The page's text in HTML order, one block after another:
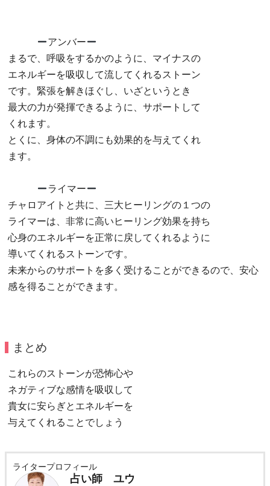
アンバー
まるで、呼吸をするかのように、マイナスの
エネルギーを吸収して流してくれるストーン
です。緊張を解きほぐし、いざというとき
最大の力が発揮できるように、サポートして
くれます。
とくに、身体の不調にも効果的を与えてくれ
ます。
ライマー
チャロアイトと共に、三大ヒーリングの１つの
ライマーは、非常に高いヒーリング効果を持ち
心身のエネルギーを正常に戻してくれるように
導いてくれるストーンです。
未来からのサポートを多く受けることができるので、安心
感を得る ことができます。
まとめ
これらのストーンが恐怖心や
ネガティブな感情を吸収して
貴女に安らぎとエネルギーを
与えてくれることでしょう
ライタープロフィール
占い師 ユウ